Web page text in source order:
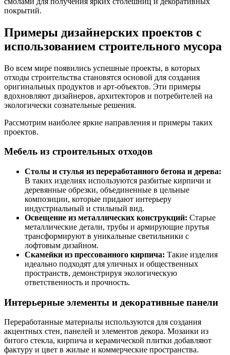
покрытий.
Примеры дизайнерских проектов с
использованием строительного мусора
Во всем мире появились успешные проекты, в которых
отходы строительства становятся основой для создания
оригинальных продуктов и арт-объектов. Эти примеры
вдохновляют дизайнеров, архитекторов и потребителей на
экологически сознательные решения.
Рассмотрим наиболее яркие направления и примеры таких
проектов.
Мебель из строительных отходов
Столы и стулья из переработанного бетона и дерева:
В таких изделиях используются разбитые кирпичи и
деревянные обрезки, объединенные в цельные
композиции, которые придают интерьеру
индустриальный и стильный вид.
Освещение из металлических конструкций: Старые
металлические детали, трубы и армирующие прутья
трансформируют в уникальные светильники с
лофтовым дизайном.
Скамейки из прессованного кирпича: Такие изделия
идеально подходят для уличных и общественных
пространств, демонстрируя экологическую
ответственность и прочность.
Интерьерные элементы и декоративные панели
Переработанные материалы используются для создания
акцентных стен, панелей и элементов декора. Мозаики из
битого стекла, кирпича и керамической плитки добавляют
фактуру и цвет в жилые и коммерческие пространства.